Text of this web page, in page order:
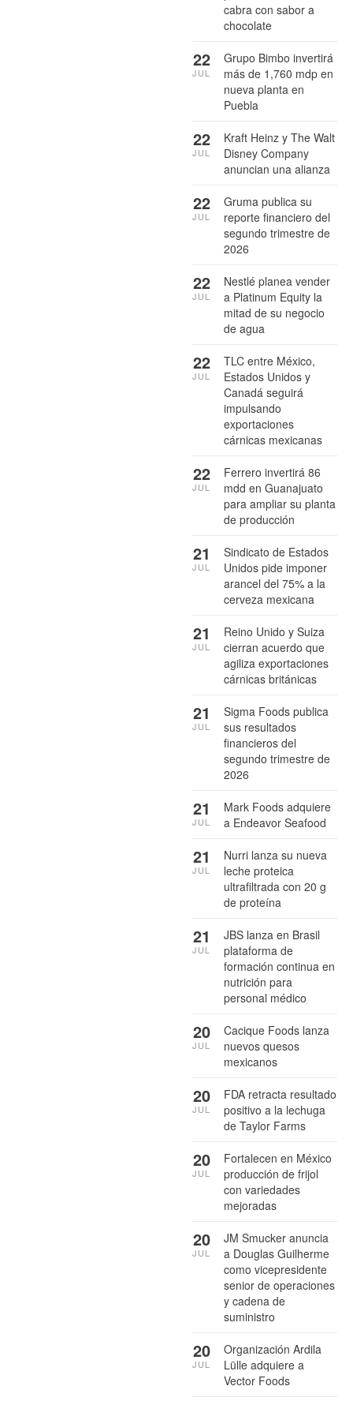
cabra con sabor a
chocolate
Grupo Bimbo invertirá
más de 1,760 mdp en
nueva planta en
Puebla
22
JUL
Kraft Heinz y The Walt
Disney Company
anuncian una alianza
22
JUL
Gruma publica su
reporte financiero del
segundo trimestre de
2026
22
JUL
Nestlé planea vender
a Platinum Equity la
mitad de su negocio
de agua
22
JUL
TLC entre México,
Estados Unidos y
Canadá seguirá
impulsando
exportaciones
cárnicas mexicanas
22
JUL
Ferrero invertirá 86
mdd en Guanajuato
para ampliar su planta
de producción
22
JUL
Sindicato de Estados
Unidos pide imponer
arancel del 75% a la
cerveza mexicana
21
JUL
Reino Unido y Suiza
cierran acuerdo que
agiliza exportaciones
cárnicas británicas
21
JUL
Sigma Foods publica
sus resultados
financieros del
segundo trimestre de
2026
21
JUL
Mark Foods adquiere
a Endeavor Seafood
21
JUL
Nurri lanza su nueva
leche proteica
ultrafiltrada con 20 g
de proteína
21
JUL
JBS lanza en Brasil
plataforma de
formación continua en
nutrición para
personal médico
21
JUL
Cacique Foods lanza
nuevos quesos
mexicanos
20
JUL
FDA retracta resultado
positivo a la lechuga
de Taylor Farms
20
JUL
Fortalecen en México
producción de frijol
con variedades
mejoradas
20
JUL
JM Smucker anuncia
a Douglas Guilherme
como vicepresidente
senior de operaciones
y cadena de
suministro
20
JUL
Organización Ardila
Lülle adquiere a
Vector Foods
20
JUL